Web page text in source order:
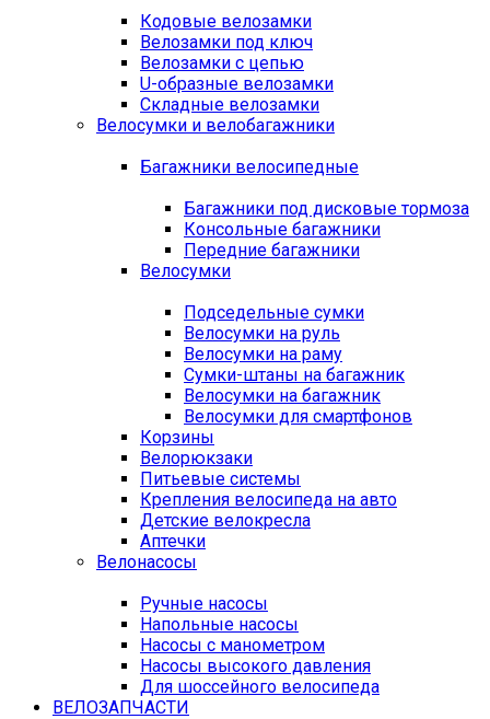
Кодовые велозамки
Велозамки под ключ
Велозамки с цепью
U-образные велозамки
Складные велозамки
Велосумки и велобагажники
Багажники велосипедные
Багажники под дисковые тормоза
Консольные багажники
Передние багажники
Велосумки
Подседельные сумки
Велосумки на руль
Велосумки на раму
Сумки-штаны на багажник
Велосумки на багажник
Велосумки для смартфонов
Корзины
Велорюкзаки
Питьевые системы
Крепления велосипеда на авто
Детские велокресла
Аптечки
Велонасосы
Ручные насосы
Напольные насосы
Насосы с манометром
Насосы высокого давления
Для шоссейного велосипеда
ВЕЛОЗАПЧАСТИ